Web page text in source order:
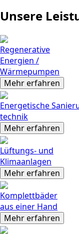
Unsere
Regene­rative
Ener­gien /
Wärme­pumpen
Mehr erfahren
Energe­tische
technik
Mehr erfahren
Lüftungs- und
Klima­anlagen
Mehr erfahren
Komplett­bäder
aus einer Hand
Mehr erfahren